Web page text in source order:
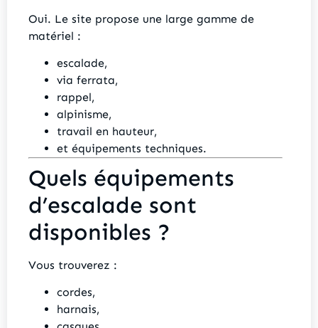
Oui. Le site propose une large gamme de
matériel :
escalade,
via ferrata,
rappel,
alpinisme,
travail en hauteur,
et équipements techniques.
Quels équipements
d’escalade sont
disponibles ?
Vous trouverez :
cordes,
harnais,